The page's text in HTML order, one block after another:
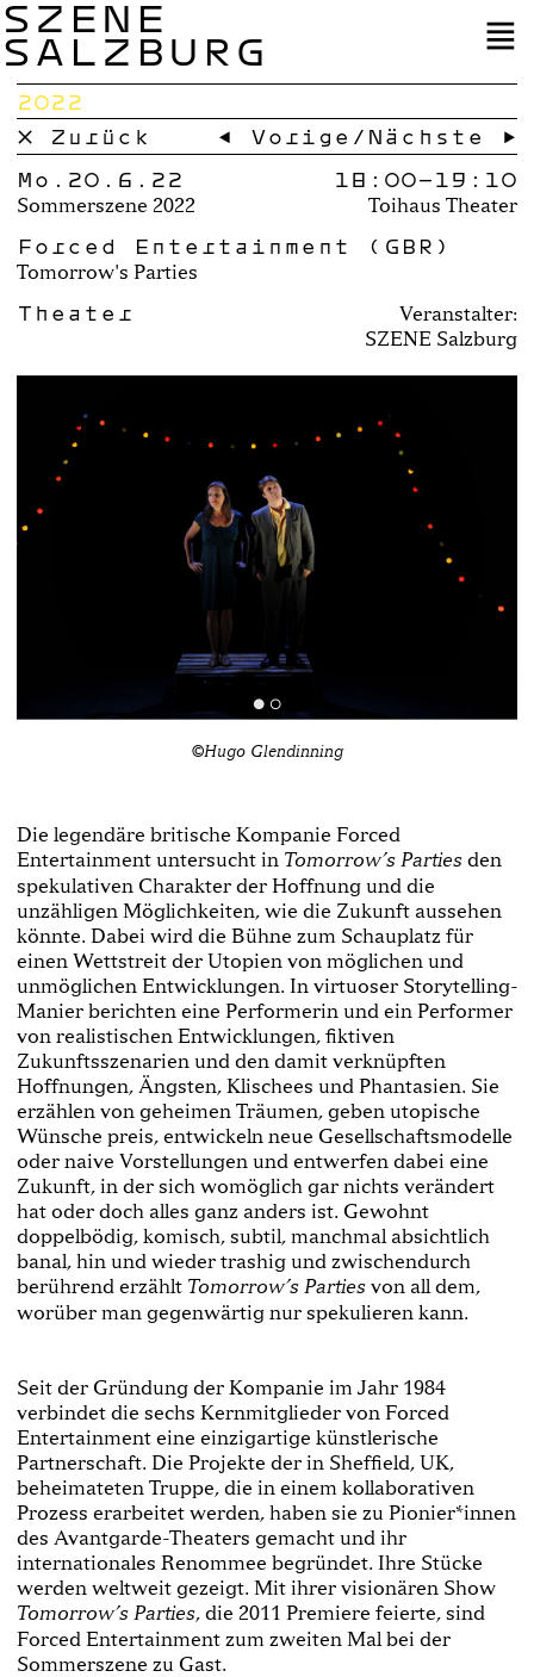
SZENE
SALZBURG
2022
× Zurück
← Vorige / Nächste →
Mo.20.6.22
Sommerszene 2022
18:00–19:10
Toihaus Theater
Forced Entertainment (GBR)
Tomorrow's Parties
Theater
Veranstalter:
SZENE Salzburg
©Hugo Glendinning
Die legendäre britische Kompanie Forced
Entertainment untersucht in Tomorrow’s Parties den
spekulativen Charakter der Hoffnung und die
unzähligen Möglichkeiten, wie die Zukunft aussehen
könnte. Dabei wird die Bühne zum Schauplatz für
einen Wettstreit der Utopien von möglichen und
unmöglichen Entwicklungen. In virtuoser Storytelling-
Manier berichten eine Performerin und ein Performer
von realistischen Entwicklungen, fiktiven
Zukunftsszenarien und den damit verknüpften
Hoffnungen, Ängsten, Klischees und Phantasien. Sie
erzählen von geheimen Träumen, geben utopische
Wünsche preis, entwickeln neue Gesellschaftsmodelle
oder naive Vorstellungen und entwerfen dabei eine
Zukunft, in der sich womöglich gar nichts verändert
hat oder doch alles ganz anders ist. Gewohnt
doppelbödig, komisch, subtil, manchmal absichtlich
banal, hin und wieder trashig und zwischendurch
berührend erzählt Tomorrow’s Parties von all dem,
worüber man gegenwärtig nur spekulieren kann.
Seit der Gründung der Kompanie im Jahr 1984
verbindet die sechs Kernmitglieder von Forced
Entertainment eine einzigartige künstlerische
Partnerschaft. Die Projekte der in Sheffield, UK,
beheimateten Truppe, die in einem kollaborativen
Prozess erarbeitet werden, haben sie zu Pionier*innen
des Avantgarde-Theaters gemacht und ihr
internationales Renommee begründet. Ihre Stücke
werden weltweit gezeigt. Mit ihrer visionären Show
Tomorrow’s Parties, die 2011 Premiere feierte, sind
Forced Entertainment zum zweiten Mal bei der
Sommerszene zu Gast.